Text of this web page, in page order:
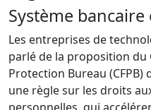
Système
Les entreprises de
parlé de la proposition du
Protection Bureau
une règle sur les droits